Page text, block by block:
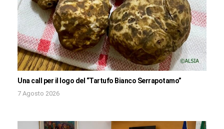
Una call per il logo del “Tartufo Bianco Serrapotamo”
7 Agosto 2026